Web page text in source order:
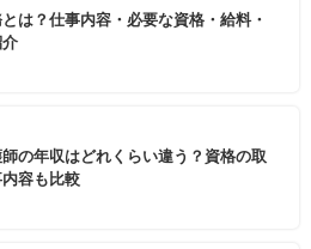
は？仕事内容・必要な資格・給料・
の年収はどれくらい違う？資格の取
容も比較